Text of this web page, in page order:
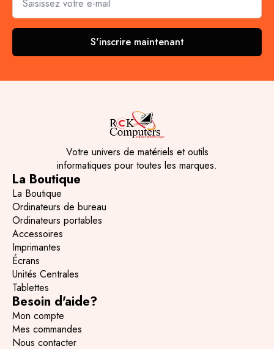
S'inscrire maintenant
Votre univers de matériels et outils
informatiques pour toutes les marques.
La Boutique
La Boutique
Ordinateurs de bureau
Ordinateurs portables
Accessoires
Imprimantes
Écrans
Unités Centrales
Tablettes
Besoin d'aide?
Mon compte
Mes commandes
Nous contacter